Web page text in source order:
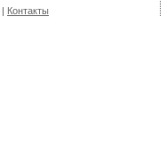
| Контакты